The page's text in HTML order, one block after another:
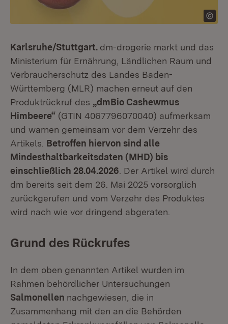
Karlsruhe/Stuttgart. dm-drogerie markt und das
Ministerium für Ernährung, Ländlichen Raum und
Verbraucherschutz des Landes Baden-
Württemberg (MLR) machen erneut auf den
Produktrückruf des „dmBio Cashewmus
Himbeere“ (GTIN 4067796070040) aufmerksam
und warnen gemeinsam vor dem Verzehr des
Artikels. Betroffen hiervon sind alle
Mindesthaltbarkeitsdaten (MHD) bis
einschließlich 28.04.2026 . Der Artikel wird durch
dm bereits seit dem 26. Mai 2025 vorsorglich
zurückgerufen und vom Verzehr des Produktes
wird nach wie vor dringend abgeraten.
Grund des Rückrufes
In dem oben genannten Artikel wurden im
Rahmen behördlicher Untersuchungen
Salmonellen nachgewiesen, die in
Zusammenhang mit den an die Behörden